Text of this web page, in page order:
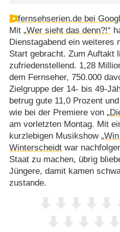
fernsehserien.de bei
Mit „Wer sieht das denn?!“
Dienstagabend ein weiteres
Start gebracht. Zum Auftakt
zufriedenstellend. 1,28
dem Fernseher, 750.000
Zielgruppe der 14- bis 49-
betrug gute 11,0 Prozent
wie bei der Premiere von
am vorletzten Montag. Mit
kurzlebigen Musikshow
Winterscheidtwar
Staat zu machen, übrig
Jüngere, damit kamen
zustande.